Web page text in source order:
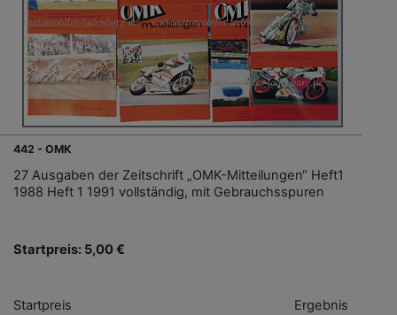
442 - OMK
27 Ausgaben der Zeitschrift „OMK-Mitteilungen“ Heft1
1988 Heft 1 1991 vollständig, mit Gebrauchsspuren
Startpreis: 5,00 €
Startpreis Ergebnis